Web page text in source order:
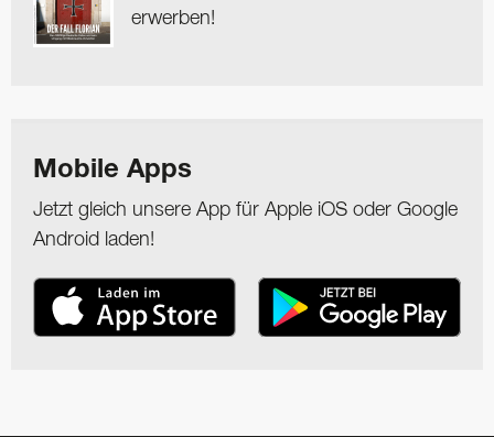
erwerben!
Mobile Apps
Jetzt gleich unsere App für Apple iOS oder Google
Android laden!